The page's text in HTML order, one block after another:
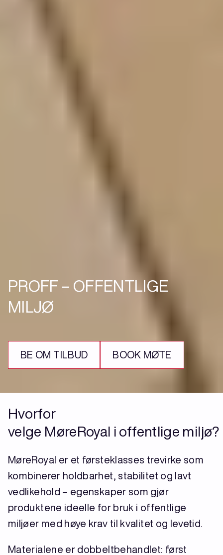
PROFF – OFFENTLIGE
MILJØ
BE OM TILBUD BOOK MØTE
Hvorfor
velge MøreRoyal i offentlige miljø?
MøreRoyal er et førsteklasses trevirke som
kombinerer holdbarhet, stabilitet og lavt
vedlikehold – egenskaper som gjør
produktene ideelle for bruk i offentlige
miljøer med høye krav til kvalitet og levetid.
Materialene er dobbeltbehandlet: først